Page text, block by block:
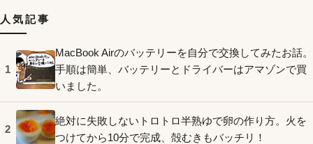
人気記事
1
MacBook Airのバッテリーを自分で交換してみたお話。
手順は簡単、バッテリーとドライバーはアマゾンで買
いました。
2
絶対に失敗しないトロトロ半熟ゆで卵の作り方。火を
つけてから10分で完成、殻むきもバッチリ！